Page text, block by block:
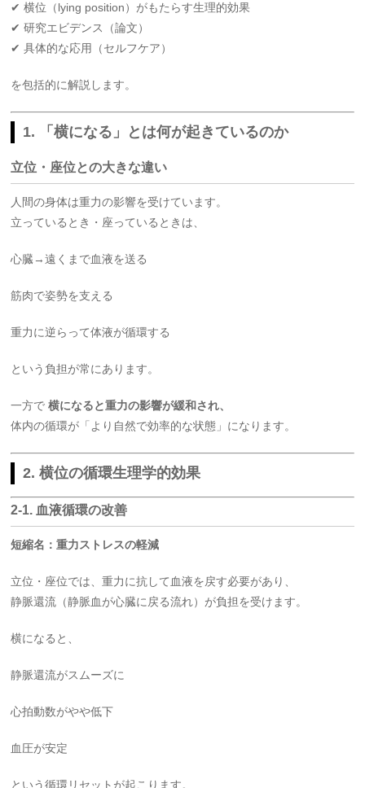
✔ 横位（lying position）がもたらす生理的効果
✔ 研究エビデンス（論文）
✔ 具体的な応用（セルフケア）
を包括的に解説します。
1. 「横になる」とは何が起きているのか
立位・座位との大きな違い
人間の身体は重力の影響を受けています。
立っているとき・座っているときは、
心臓→遠くまで血液を送る
筋肉で姿勢を支える
重力に逆らって体液が循環する
という負担が常にあります。
一方で横になると重力の影響が緩和され、
体内の循環が「より自然で効率的な状態」になります。
2. 横位の循環生理学的効果
2-1. 血液循環の改善
短縮名：重力ストレスの軽減
立位・座位では、重力に抗して血液を戻す必要があり、
静脈還流（静脈血が心臓に戻る流れ）が負担を受けます。
横になると、
静脈還流がスムーズに
心拍動数がやや低下
血圧が安定
という循環リセットが起こります。